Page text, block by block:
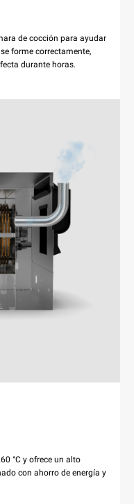
de cocción para ayudar
forme correctamente,
durante horas.
°C y ofrece un alto
con ahorro de energía y